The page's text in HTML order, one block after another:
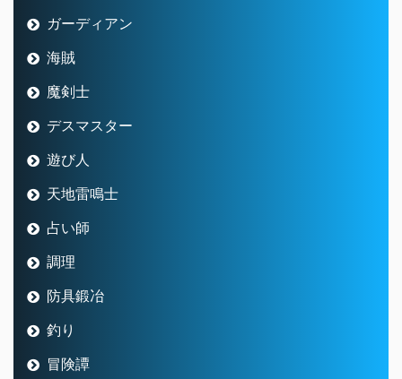
ガーディアン
海賊
魔剣士
デスマスター
遊び人
天地雷鳴士
占い師
調理
防具鍛冶
釣り
冒険譚